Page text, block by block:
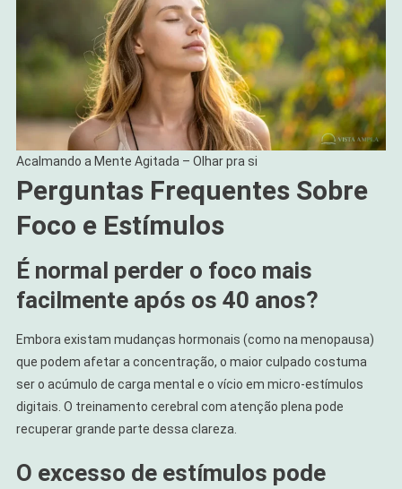
Acalmando a Mente Agitada – Olhar pra si
Perguntas Frequentes Sobre
Foco e Estímulos
É normal perder o foco mais
facilmente após os 40 anos?
Embora existam mudanças hormonais (como na menopausa)
que podem afetar a concentração, o maior culpado costuma
ser o acúmulo de carga mental e o vício em micro-estímulos
digitais. O treinamento cerebral com atenção plena pode
recuperar grande parte dessa clareza.
O excesso de estímulos pode